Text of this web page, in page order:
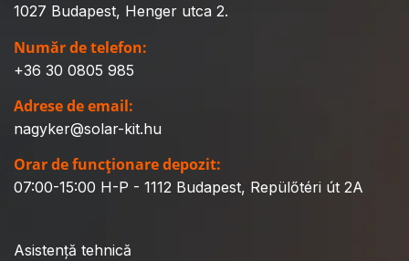
1027 Budapest, Henger utca 2.
Număr de telefon:
+36 30 0805 985
Adrese de email:
nagyker@solar-kit.hu
Orar de funcționare depozit:
07:00-15:00 H-P - 1112 Budapest, Repülőtéri út 2A
Asistență tehnică